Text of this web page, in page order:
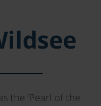
the ‘Pearl of the